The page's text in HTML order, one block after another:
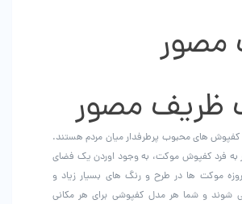
مصور
ظریف مصور
های محبوب پرطرفدار میان مردم هستند.
فرد کفپوش موکت، به وجود اوردن یک فضای
موکت ها در طرح و رنگ های بسیار زیاد و
شوند و شما هر مدل کفپوشی برای هر مکانی